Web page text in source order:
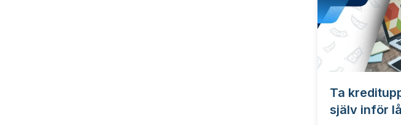
Ta
själv inför